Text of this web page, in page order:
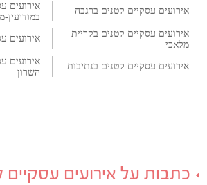
אירועים עסקיים קטנים ברגבה
אירועים
אירועים עסקיים קטנים בקריית
מלאכי
אירועים
אירועים עסקיים קטנים בנתיבות
אירועים
השרון
כתבות על אירועים עסקיים